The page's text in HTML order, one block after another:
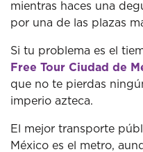
mientras haces una
por una de las plazas
Si tu problema es el
Free Tour Ciudad de
que no te pierdas
imperio azteca.
El mejor transporte
México es el metro,